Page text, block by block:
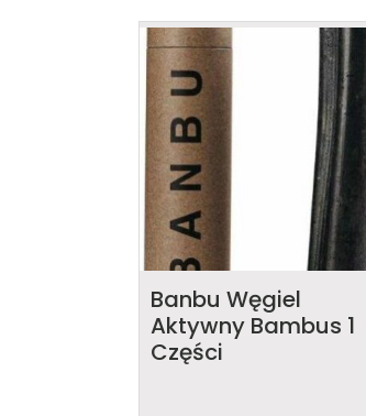
Banbu Węgiel
Aktywny Bambus 1
Części